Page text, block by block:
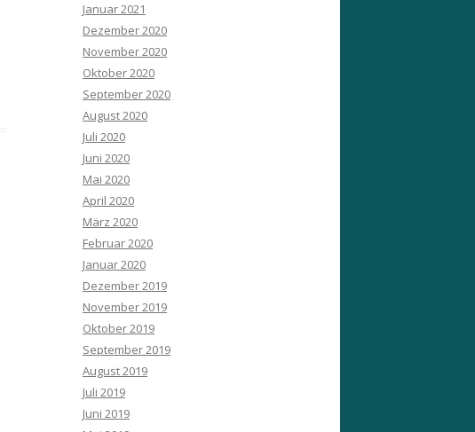
Januar 2021
Dezember 2020
November 2020
Oktober 2020
September 2020
August 2020
Juli 2020
Juni 2020
Mai 2020
April 2020
März 2020
Februar 2020
Januar 2020
Dezember 2019
November 2019
Oktober 2019
September 2019
August 2019
Juli 2019
Juni 2019